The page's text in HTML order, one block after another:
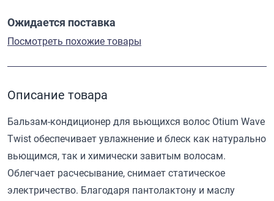
Ожидается поставка
Посмотреть похожие товары
Описание товара
Бальзам-кондиционер для вьющихся волос Otium Wave
Twist обеспечивает увлажнение и блеск как натурально
вьющимся, так и химически завитым волосам.
Облегчает расчесывание, снимает статическое
электричество. Благодаря пантолактону и маслу